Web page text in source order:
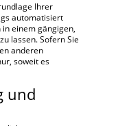
Ihrer
automatisiert
einem gängigen,
lassen. Sofern Sie
anderen
soweit es
und